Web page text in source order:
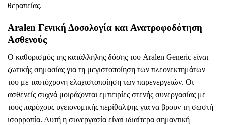
θεραπείας.
Aralen Γενική Δοσολογία και Ανατροφοδότηση
Ασθενούς
Ο καθορισμός της κατάλληλης δόσης του Aralen Generic είναι
ζωτικής σημασίας για τη μεγιστοποίηση των πλεονεκτημάτων
του με ταυτόχρονη ελαχιστοποίηση των παρενεργειών. Οι
ασθενείς συχνά μοιράζονται εμπειρίες στενής συνεργασίας με
τους παρόχους υγειονομικής περίθαλψης για να βρουν τη σωστή
ισορροπία. Αυτή η συνεργασία είναι ιδιαίτερα σημαντική